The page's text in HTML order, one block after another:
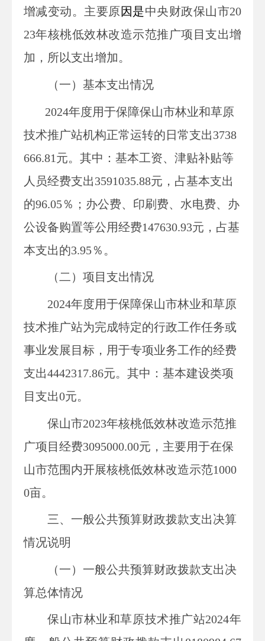
增减变动。 主要原 因是中央财政保山市20
23年核桃低效林改造示范推广项目支出增
加，所以支出增加。
（一）基本支出情况
2024年度用于保障保山市林业和草原
技术推广站机构正常运转的日常支出3738
666.81 元。 其中： 基本工资、津贴补贴等
人员经费支出3591035.88元， 占基本支出
的96.05％；办公费、印刷费、水电费、办
公设备购置等公用经费147630.93元， 占基
本支出的3.95％。
（二）项目支出情况
2024年度用于保障保山市林业和草原
技术推广站为完成特定的行政工作任务或
事业发展目标，用于专项业务工作的经费
支出4442317.86元。 其中：基本建设类项
目支出0元。
保山市2023年核桃低效林改造示范推
广项目经费3095000.00元，主要用于在保
山市范围内开展核桃低效林改造示范1000
0亩。
三、一般公共预算财政拨款支出决算
情况说明
（一）一般公共预算财政拨款支出决
算总体情况
保山市林业和草原技术推广站2024年